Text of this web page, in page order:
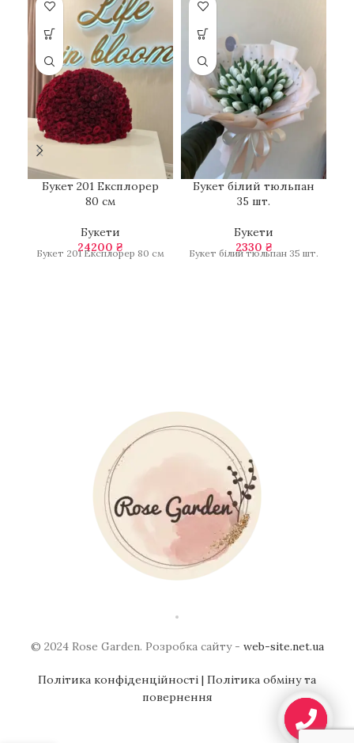
Букет 201 Експлорер
80 см
Букети
24200 ₴
Букет 201 Експлорер 80 см
Букет білий тюльпан
35 шт.
Букети
2330 ₴
Букет білий тюльпан 35 шт.
© 2024 Rose Garden. Розробка сайту - web-site.net.ua
Політика конфіденційності | Політика обміну та
повернення